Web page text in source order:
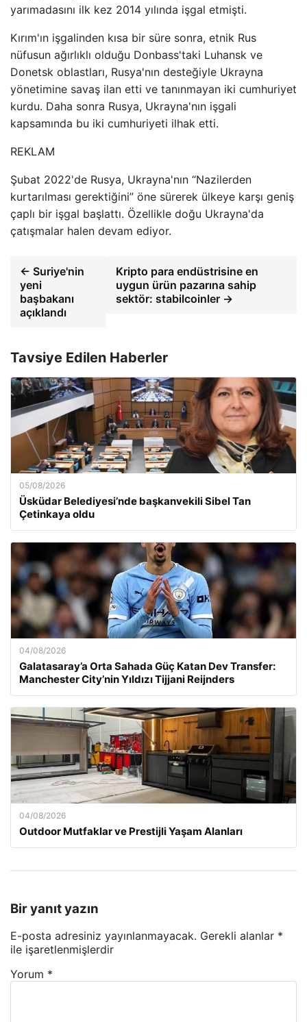
yarımadasını ilk kez 2014 yılında işgal etmişti.
Kırım'ın işgalinden kısa bir süre sonra, etnik Rus
nüfusun ağırlıklı olduğu Donbass'taki Luhansk ve
Donetsk oblastları, Rusya'nın desteğiyle Ukrayna
yönetimine savaş ilan etti ve tanınmayan iki cumhuriyet
kurdu. Daha sonra Rusya, Ukrayna'nın işgali
kapsamında bu iki cumhuriyeti ilhak etti.
REKLAM
Şubat 2022'de Rusya, Ukrayna'nın “Nazilerden
kurtarılması gerektiğini” öne sürerek ülkeye karşı geniş
çaplı bir işgal başlattı. Özellikle doğu Ukrayna'da
çatışmalar halen devam ediyor.
← Suriye'nin
yeni
başbakanı
açıklandı
Kripto para endüstrisine en
uygun ürün pazarına sahip
sektör: stabilcoinler →
Tavsiye Edilen Haberler
05/08/2026
Üsküdar Belediyesi’nde başkanvekili Sibel Tan
Çetinkaya oldu
04/08/2026
Galatasaray’a Orta Sahada Güç Katan Dev Transfer:
Manchester City’nin Yıldızı Tijjani Reijnders
04/08/2026
Outdoor Mutfaklar ve Prestijli Yaşam Alanları
Bir yanıt yazın
E-posta adresiniz yayınlanmayacak. Gerekli alanlar *
ile işaretlenmişlerdir
Yorum *